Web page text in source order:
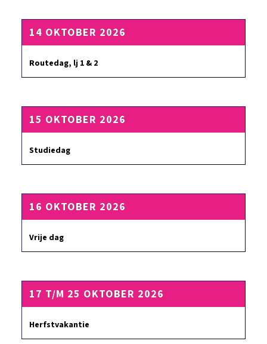
14 OKTOBER 2026
Routedag, lj 1 & 2
15 OKTOBER 2026
Studiedag
16 OKTOBER 2026
Vrije dag
17 T/M 25 OKTOBER 2026
Herfstvakantie